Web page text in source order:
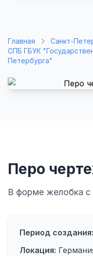
Главная
Санкт-
СПБ ГБУК
Петербурга"
Перо
В форме желобка
Период создания:
Локация: